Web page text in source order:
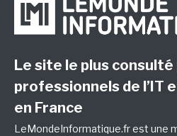
Le site le plus consulté
professionnels de l’IT
en France
LeMondeInformatique.fr est une